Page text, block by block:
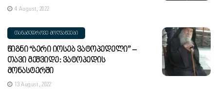
4 August, 2022
ᲗᲐᲜᲐᲛᲔᲓᲠᲝᲕᲔ ᲛᲝᲦᲕᲐᲬᲔᲔᲑᲘ
Წიგნი “ბერი Იოსებ Ვატოპედელი” –
Თავი Მეშვიდე: Ვატოპედის
Მონასტერში
13 August, 2022